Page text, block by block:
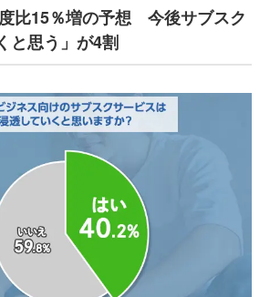
比15％増の予想 今後サブスク
と思う」が4割